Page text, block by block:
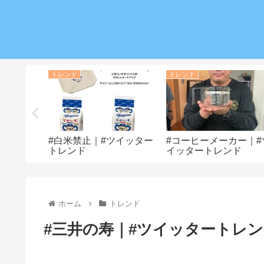
トレンド
#白米禁止｜#ツイッター
トレンド
トレンド
#コーヒーメーカー｜#
イッタートレンド
ホーム トレンド
#三井の寿｜#ツイッタートレ